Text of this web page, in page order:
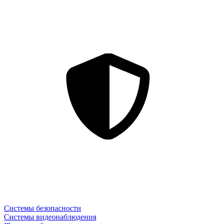
Системы безопасности
Системы видеонаблюдения